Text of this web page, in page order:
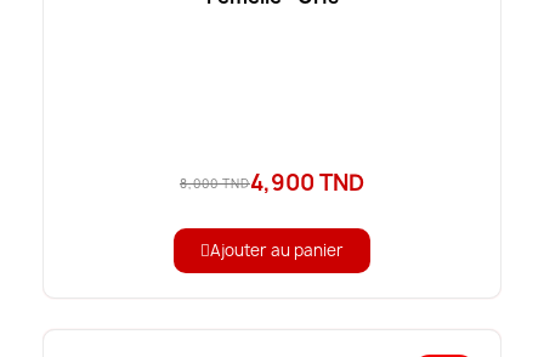
8,000 TND4,900 TND
Ajouter au panier